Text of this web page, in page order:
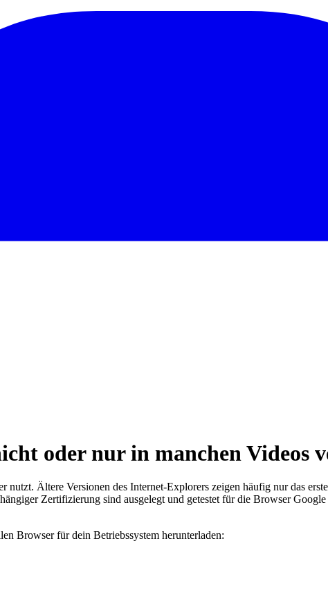
oder nur in manchen Videos
nutzt. Ältere Versionen des Internet-Explorers zeigen häufig nur das
Zertifizierung sind ausgelegt und getestet für die Browser
Browser für dein Betriebssystem herunterladen: